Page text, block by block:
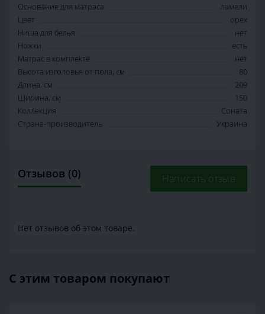
Основание для матраса
ламели
Цвет
орех
Ниша для белья
нет
Ножки
есть
Матрас в комплекте
нет
Высота изголовья от пола, см
80
Длина, см
209
Ширина, см
150
Коллекция
Соната
Страна-производитель
Украина
Отзывов (0) Написать отзыв
Нет отзывов об этом товаре.
С этим товаром покупают